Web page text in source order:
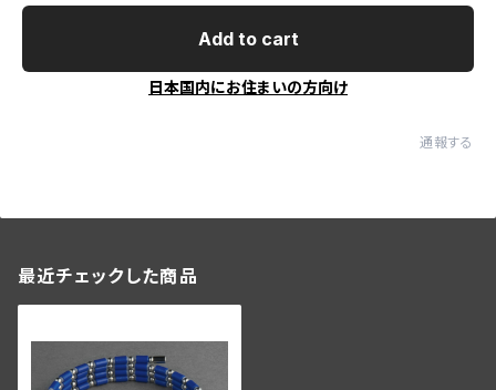
Add to cart
日本国内にお住まいの方向け
通報する
最近チェックした商品